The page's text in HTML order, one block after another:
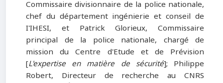
Commissaire divisionnaire de la police nationale,
chef du département ingénierie et conseil de
I'IHESI, et Patrick Glorieux, Commissaire
principal de la police nationale, chargé de
mission du Centre d'Etude et de Prévision
[L'expertise en matière de sécurité]; Philippe
Robert, Directeur de recherche au CNRS